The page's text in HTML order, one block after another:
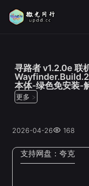
寻路者 v1.2.0e 联
本体-绿色免安装-
更多 >
2026-04-26 168
支持网盘： 夸克